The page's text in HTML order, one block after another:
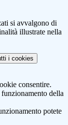
si avvalgono di
illustrate nella
i cookies
consentire.
della
potete